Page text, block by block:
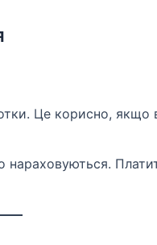
Це корисно, якщо